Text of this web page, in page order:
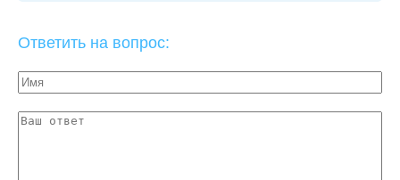
Ответить на вопрос: